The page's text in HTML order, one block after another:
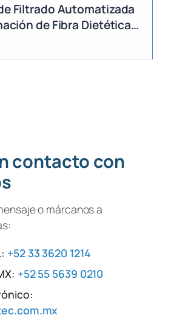
Filtrado Automatizada
de Fibra Dietética
contacto con
o márcanos a
+52 33 3620 1214
+52 55 5639 0210